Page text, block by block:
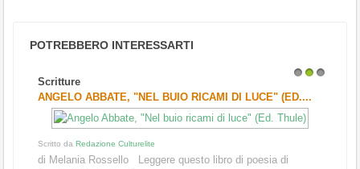
POTREBBERO INTERESSARTI
Scritture
ANGELO ABBATE, "NEL BUIO RICAMI DI LUCE" (ED....
Scritto da Redazione Culturelite
di Melania Rossello Leggere questo libro di poesia di